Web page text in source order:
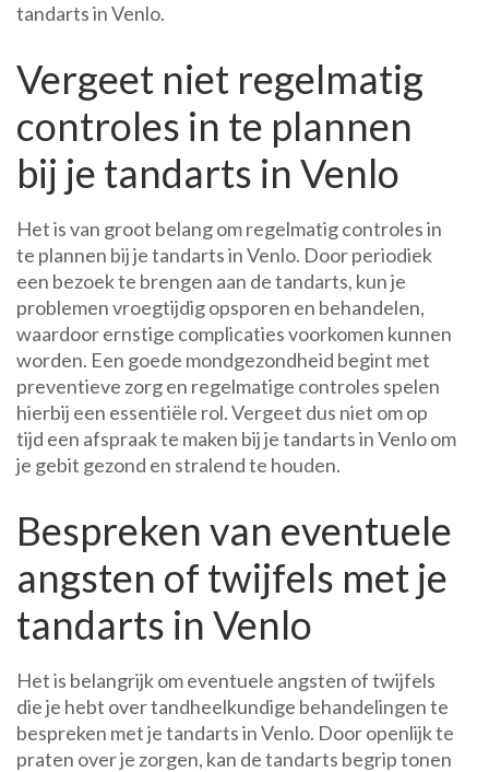
tandarts in Venlo.
Vergeet niet regelmatig
controles in te plannen
bij je tandarts in Venlo
Het is van groot belang om regelmatig controles in
te plannen bij je tandarts in Venlo. Door periodiek
een bezoek te brengen aan de tandarts, kun je
problemen vroegtijdig opsporen en behandelen,
waardoor ernstige complicaties voorkomen kunnen
worden. Een goede mondgezondheid begint met
preventieve zorg en regelmatige controles spelen
hierbij een essentiële rol. Vergeet dus niet om op
tijd een afspraak te maken bij je tandarts in Venlo om
je gebit gezond en stralend te houden.
Bespreken van eventuele
angsten of twijfels met je
tandarts in Venlo
Het is belangrijk om eventuele angsten of twijfels
die je hebt over tandheelkundige behandelingen te
bespreken met je tandarts in Venlo. Door openlijk te
praten over je zorgen, kan de tandarts begrip tonen